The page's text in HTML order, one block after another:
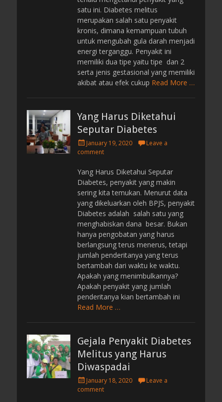
satu ini. Diabetes melitus
merupakan salah satu penyakit
kronis, dimana kemampuan tubuh
untuk mengubah gula darah menjadi
energi terganggu. Penyakit ini
memiliki dua tipe yaitu tipe dan 2
serta jenis gestasional yang memiliki
akibat atau efek cukup Read More …
Yang Harus Diketahui
Seputar Diabetes
P
o
t
e
d
o
n
January 19, 2020
Leave a
comment
Yang Harus Diketahui Seputar
Diabetes, penyakit yang makin
sering kita temukan. Menurut data
yang dikeluarkan oleh BPJS, penyakit
Diabetes adalah salah satu yang
menghabiskan dana besar. Bukan
hanya pengobatan yang harus
berlangsung terus menerus, tetapi
jumlah penderitanya yang terus
bertambah dari waktu ke waktu.
Apakah yang menimbulkannya?
Apakah penyakit yang jumlah
penderitanya kian bertambah ini
Read More …
Gejala Penyakit Diabetes
Melitus yang Harus
Diwaspadai
P
o
January 18, 2020
Leave a
comment